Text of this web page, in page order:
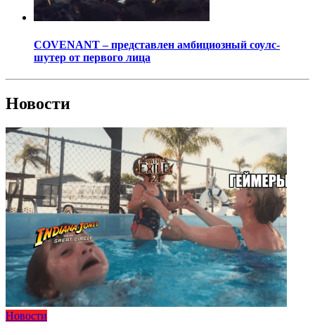
COVENANT – представлен амбициозный соулс-
шутер от первого лица
Новости
Новости